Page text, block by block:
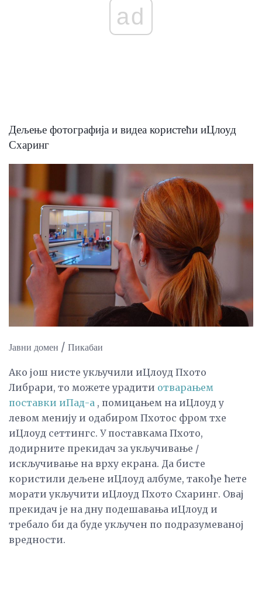
ad
Дељење фотографија и видеа користећи иЦлоуд
Схаринг
Јавни домен / Пикабаи
Ако још нисте укључили иЦлоуд Пхото
Либрари, то можете урадити отварањем
поставки иПад-а , помицањем на иЦлоуд у
левом менију и одабиром Пхотос фром тхе
иЦлоуд сеттингс. У поставкама Пхото,
додирните прекидач за укључивање /
искључивање на врху екрана. Да бисте
користили дељене иЦлоуд албуме, такође ћете
морати укључити иЦлоуд Пхото Схаринг. Овај
прекидач је на дну подешавања иЦлоуд и
требало би да буде укључен по подразумеваној
вредности.